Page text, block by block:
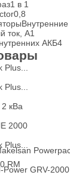
1 в 1
0,8
Внутренние
ток, А1
АКБ4
кВа
2000
RM